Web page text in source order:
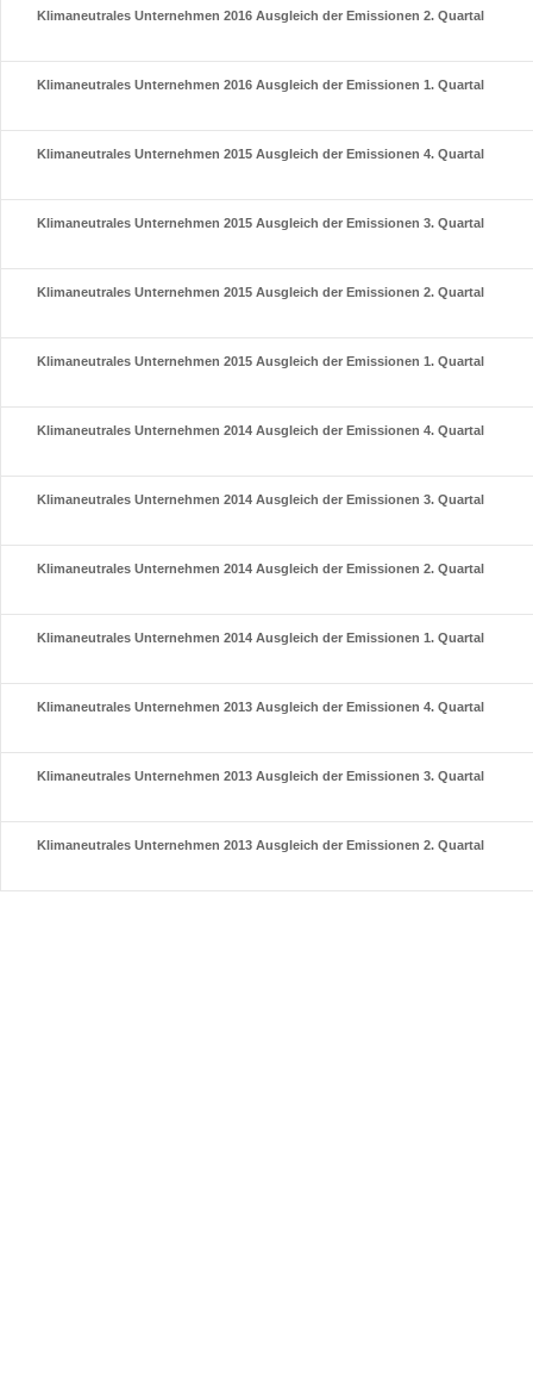
Klimaneutrales Unternehmen 2016 Ausgleich der Emissionen 2. Quartal
Klimaneutrales Unternehmen 2016 Ausgleich der Emissionen 1. Quartal
Klimaneutrales Unternehmen 2015 Ausgleich der Emissionen 4. Quartal
Klimaneutrales Unternehmen 2015 Ausgleich der Emissionen 3. Quartal
Klimaneutrales Unternehmen 2015 Ausgleich der Emissionen 2. Quartal
Klimaneutrales Unternehmen 2015 Ausgleich der Emissionen 1. Quartal
Klimaneutrales Unternehmen 2014 Ausgleich der Emissionen 4. Quartal
Klimaneutrales Unternehmen 2014 Ausgleich der Emissionen 3. Quartal
Klimaneutrales Unternehmen 2014 Ausgleich der Emissionen 2. Quartal
Klimaneutrales Unternehmen 2014 Ausgleich der Emissionen 1. Quartal
Klimaneutrales Unternehmen 2013 Ausgleich der Emissionen 4. Quartal
Klimaneutrales Unternehmen 2013 Ausgleich der Emissionen 3. Quartal
Klimaneutrales Unternehmen 2013 Ausgleich der Emissionen 2. Quartal